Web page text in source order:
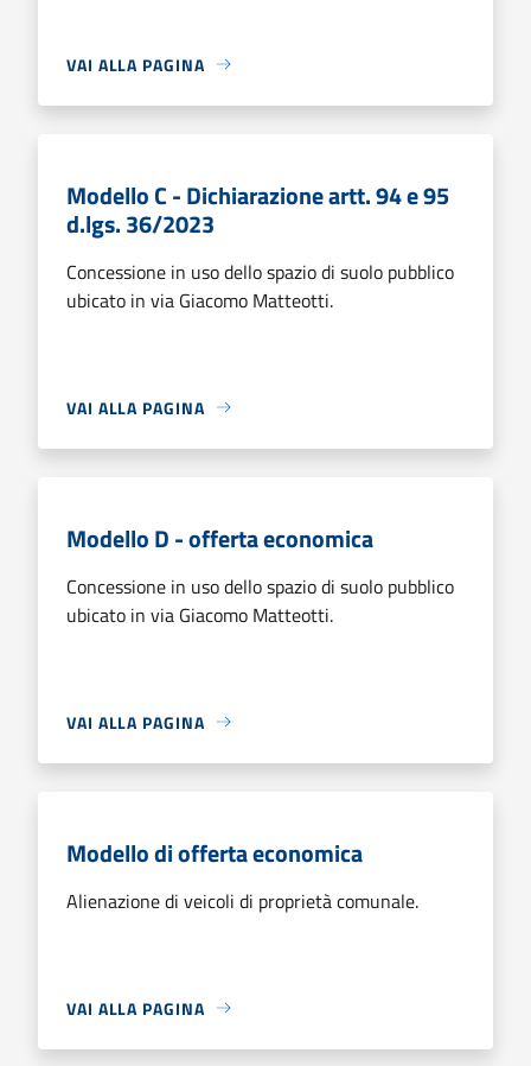
VAI ALLA PAGINA
Modello C - Dichiarazione artt. 94 e 95
d.lgs. 36/2023
Concessione in uso dello spazio di suolo pubblico
ubicato in via Giacomo Matteotti.
VAI ALLA PAGINA
Modello D - offerta economica
Concessione in uso dello spazio di suolo pubblico
ubicato in via Giacomo Matteotti.
VAI ALLA PAGINA
Modello di offerta economica
Alienazione di veicoli di proprietà comunale.
VAI ALLA PAGINA